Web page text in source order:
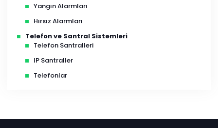
Yangın Alarmları
Hırsız Alarmları
Telefon ve Santral Sistemleri
Telefon Santralleri
IP Santraller
Telefonlar